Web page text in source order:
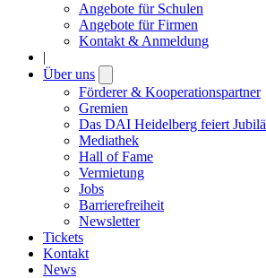
Angebote für Schulen
Angebote für Firmen
Kontakt & Anmeldung
|
Über uns
submenu
Förderer & Kooperationspartner
Gremien
Das DAI Heidelberg feiert
Mediathek
Hall of Fame
Vermietung
Jobs
Barrierefreiheit
Newsletter
Tickets
Kontakt
News